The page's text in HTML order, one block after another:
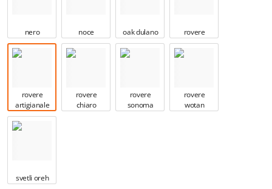
nero noce oak dulano rovere
rovere
artigianale
rovere
chiaro
rovere
sonoma
rovere
wotan
svetli oreh